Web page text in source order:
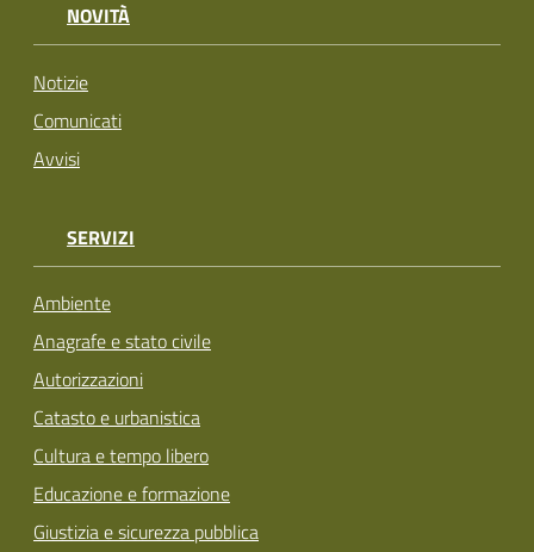
NOVITÀ
Notizie
Comunicati
Avvisi
SERVIZI
Ambiente
Anagrafe e stato civile
Autorizzazioni
Catasto e urbanistica
Cultura e tempo libero
Educazione e formazione
Giustizia e sicurezza pubblica